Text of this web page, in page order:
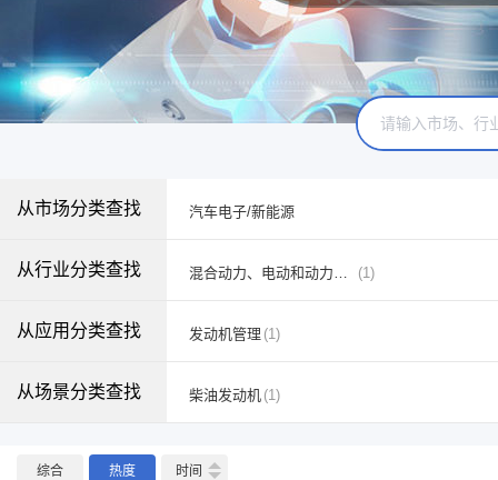
从市场分类查找 汽车电子/新能源
从行业分类查找 混合动力、电动和动力总成系统 (1)
从应用分类查找 发动机管理 (1)
从场景分类查找 柴油发动机 (1)
综合 热度 时间